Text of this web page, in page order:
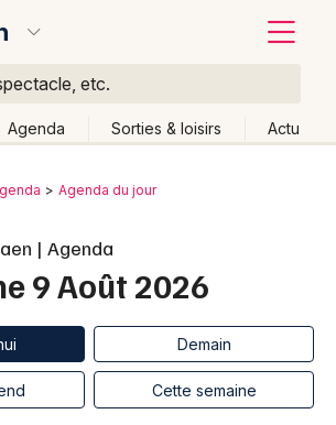
etc.
Agenda Sorties & loisirs Actu
Agenda du jour
| Agenda
9 Août 2026
Demain
Cette semaine
moi Changer de lieu
Effacer les dates
Ce week-end Autre